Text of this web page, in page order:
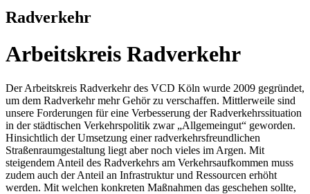
Radverkehr
Arbeitskreis Radverkehr
Der Arbeitskreis Radverkehr des VCD Köln wurde 2009 gegründet,
um dem Radverkehr mehr Gehör zu verschaffen. Mittlerweile sind
unsere Forderungen für eine Verbesserung der Radverkehrssituation
in der städtischen Verkehrspolitik zwar „Allgemeingut“ geworden.
Hinsichtlich der Umsetzung einer radverkehrsfreundlichen
Straßenraumgestaltung liegt aber noch vieles im Argen. Mit
steigendem Anteil des Radverkehrs am Verkehrsaufkommen muss
zudem auch der Anteil an Infrastruktur und Ressourcen erhöht
werden. Mit welchen konkreten Maßnahmen das geschehen sollte,